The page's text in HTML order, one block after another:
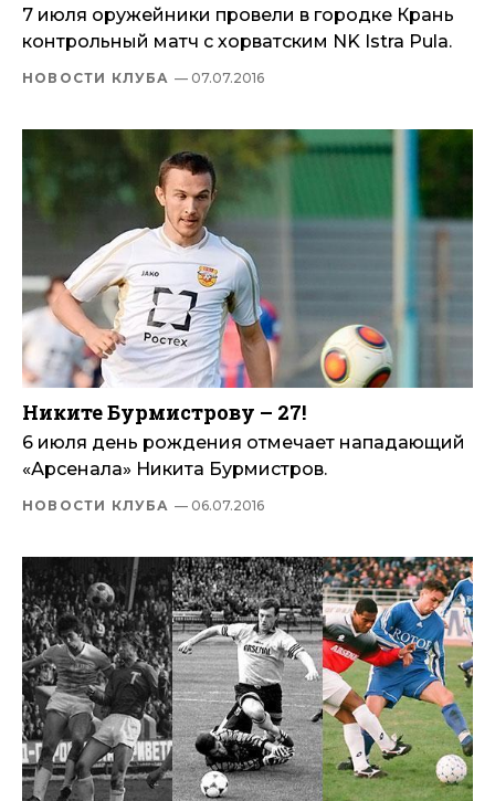
7 июля оружейники провели в городке Крань
контрольный матч с хорватским NK Istra Pula.
НОВОСТИ КЛУБА — 07.07.2016
Никите Бурмистрову – 27!
6 июля день рождения отмечает нападающий
«Арсенала» Никита Бурмистров.
НОВОСТИ КЛУБА — 06.07.2016